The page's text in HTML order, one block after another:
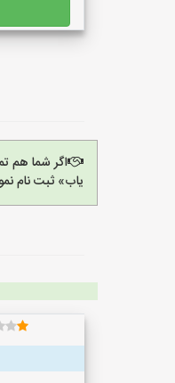
اگر شما هم
یاب» ثبت نام